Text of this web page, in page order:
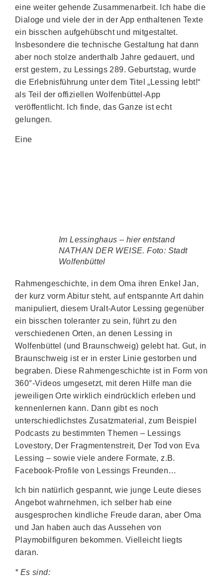
eine weiter gehende Zusammenarbeit. Ich habe die
Dialoge und viele der in der App enthaltenen Texte
ein bisschen aufgehübscht und mitgestaltet.
Insbesondere die technische Gestaltung hat dann
aber noch stolze anderthalb Jahre gedauert, und
erst gestern, zu Lessings 289. Geburtstag, wurde
die Erlebnisführung unter dem Titel „Lessing lebt!“
als Teil der offiziellen Wolfenbüttel-App
veröffentlicht. Ich finde, das Ganze ist echt
gelungen.
Im Lessinghaus – hier entstand
NATHAN DER WEISE. Foto: Stadt
Wolfenbüttel
Eine
Rahmengeschichte, in dem Oma ihren Enkel Jan,
der kurz vorm Abitur steht, auf entspannte Art dahin
manipuliert, diesem Uralt-Autor Lessing gegenüber
ein bisschen toleranter zu sein, führt zu den
verschiedenen Orten, an denen Lessing in
Wolfenbüttel (und Braunschweig) gelebt hat. Gut, in
Braunschweig ist er in erster Linie gestorben und
begraben. Diese Rahmengeschichte ist in Form von
360°-Videos umgesetzt, mit deren Hilfe man die
jeweiligen Orte wirklich eindrücklich erleben und
kennenlernen kann. Dann gibt es noch
unterschiedlichstes Zusatzmaterial, zum Beispiel
Podcasts zu bestimmten Themen – Lessings
Lovestory, Der Fragmentenstreit, Der Tod von Eva
Lessing – sowie viele andere Formate, z.B.
Facebook-Profile von Lessings Freunden…
Ich bin natürlich gespannt, wie junge Leute dieses
Angebot wahrnehmen, ich selber hab eine
ausgesprochen kindliche Freude daran, aber Oma
und Jan haben auch das Aussehen von
Playmobilfiguren bekommen. Vielleicht liegts
daran.
* Es sind: